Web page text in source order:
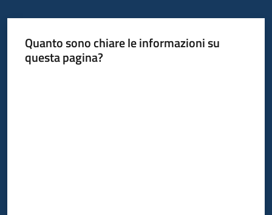
Quanto sono chiare le informazioni su
questa pagina?